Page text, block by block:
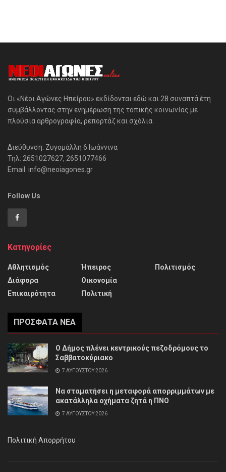
Οι «Νέοι Αγώνες Ηπείρου» εκδίδονται εδώ και 28 συναπτά έτη
συμβάλλοντας στην ενημέρωση της τοπικής κοινωνίας με
πλούσια αρθρογραφία, ρεπορτάζ και σχόλια.
Διεύθυνση: Ζυγομάλλη 6 Ιωάννινα
Τηλ: 2651027627, 2651077466
Email: info@neoiagones.gr
Follow Us
Κατηγορίες
Αθλητισμός
Διάφορα
Επικαιρότητα
Ήπειρος
Οικονομία
Πολιτική
Πολιτισμός
ΠΡΌΣΦΑΤΑ ΝΈΑ
Ο Δήμος πλένει κεντρικούς πεζοδρόμους το
Σαββατοκύριακο
7 ΑΥΓΟΎΣΤΟΥ 2026
Να σταματήσει η μεταφορά απορριμμάτων με
ακατάλληλα οχήματα ζητά η ΠΝΟ
7 ΑΥΓΟΎΣΤΟΥ 2026
Πολιτική Απορρήτου